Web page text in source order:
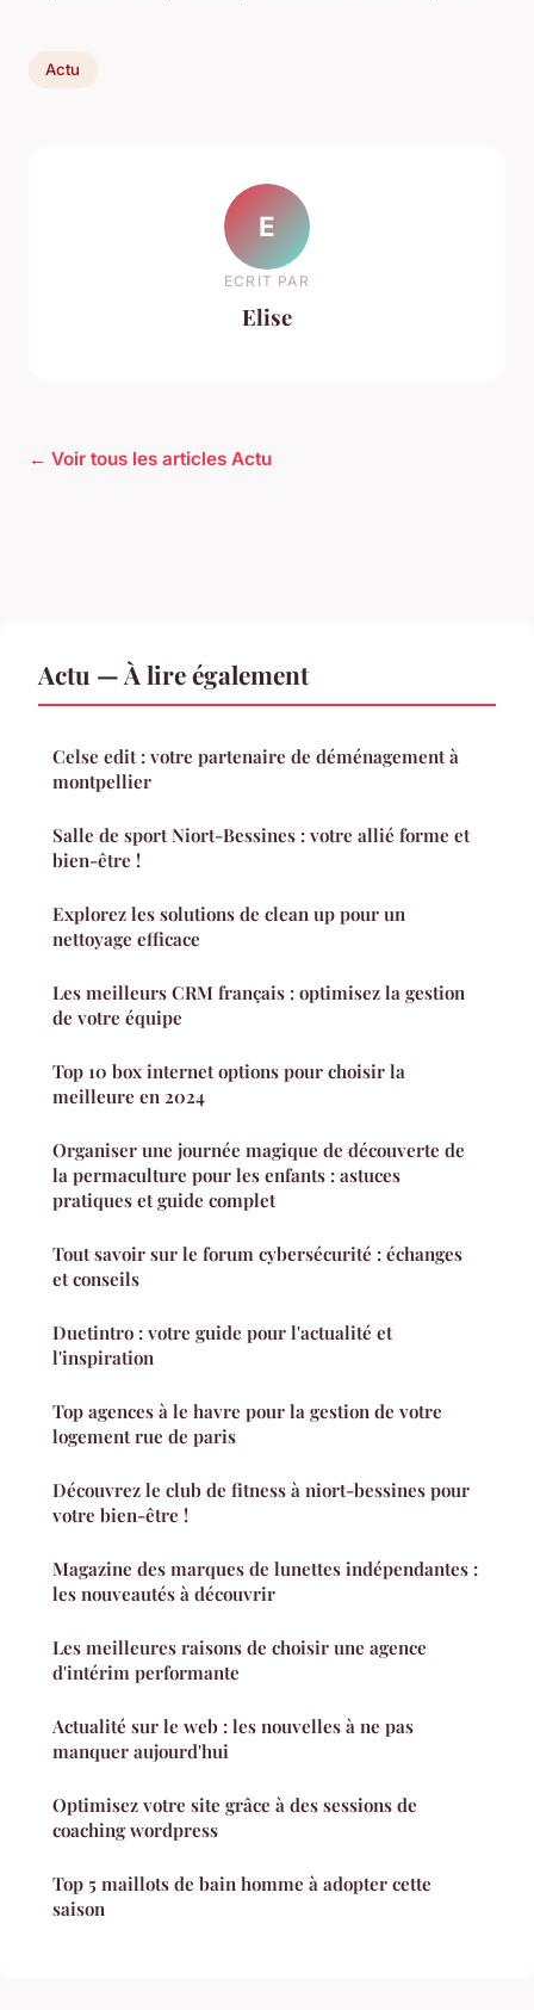
Actu
E
ECRIT PAR
Elise
← Voir tous les articles Actu
Actu — À lire également
Celse edit : votre partenaire de déménagement à
montpellier
Salle de sport Niort-Bessines : votre allié forme et
bien-être !
Explorez les solutions de clean up pour un
nettoyage efficace
Les meilleurs CRM français : optimisez la gestion
de votre équipe
Top 10 box internet options pour choisir la
meilleure en 2024
Organiser une journée magique de découverte de
la permaculture pour les enfants : astuces
pratiques et guide complet
Tout savoir sur le forum cybersécurité : échanges
et conseils
Duetintro : votre guide pour l'actualité et
l'inspiration
Top agences à le havre pour la gestion de votre
logement rue de paris
Découvrez le club de fitness à niort-bessines pour
votre bien-être !
Magazine des marques de lunettes indépendantes :
les nouveautés à découvrir
Les meilleures raisons de choisir une agence
d'intérim performante
Actualité sur le web : les nouvelles à ne pas
manquer aujourd'hui
Optimisez votre site grâce à des sessions de
coaching wordpress
Top 5 maillots de bain homme à adopter cette
saison